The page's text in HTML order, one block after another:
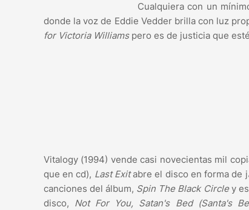
Cualquiera con un
donde la voz de Eddie Vedder brilla con luz
for Victoria Williamspero es de justicia que
Vitalogy (1994) vende casi novecientas mil
que en cd), Last Exitabre el disco en forma de j
canciones del álbum, Spin The Black Circley
disco, Not For You, Satan's Bed (Santa's